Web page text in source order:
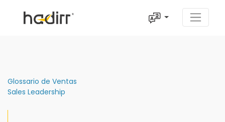
Glossario de Ventas
Sales Leadership